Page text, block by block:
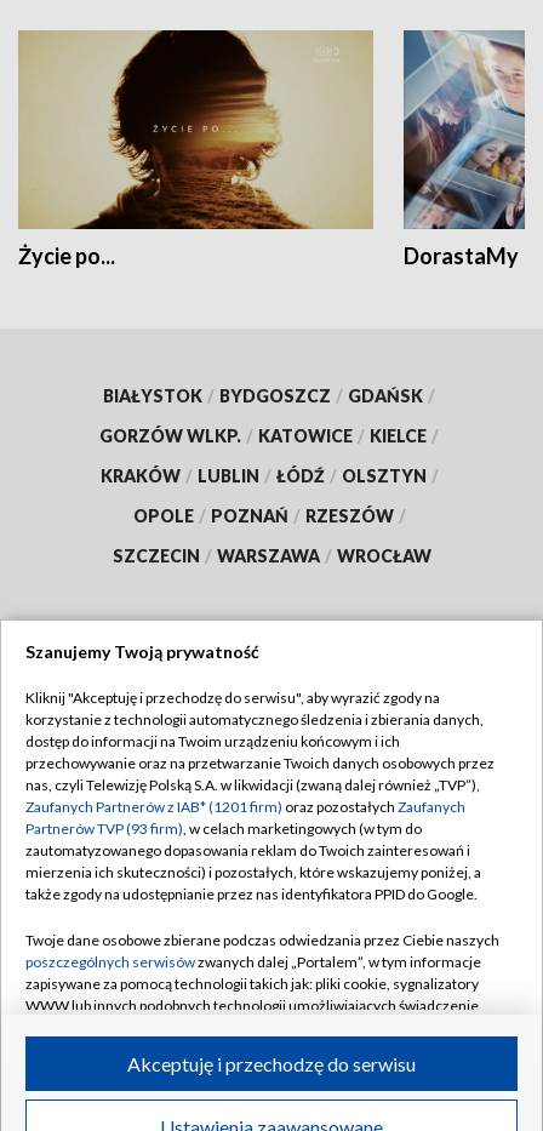
Życie po... DorastaMy
BIAŁYSTOK / BYDGOSZCZ / GDAŃSK /
GORZÓW WLKP. / KATOWICE / KIELCE /
KRAKÓW / LUBLIN / ŁÓDŹ / OLSZTYN /
OPOLE / POZNAŃ / RZESZÓW /
SZCZECIN / WARSZAWA / WROCŁAW
TVP
Abonament TVP
Emisja w TVP
Centrum informacji TVP
Naziemna Telewizja Cyfrowa
Rada Programowa
System NOS
Informacje o nadawcy
Program dla prasy
Regulamin TVP
Polityka prywatności
Moje zgody
Pomoc
Kontakt
Kanały
©2026 Telewizja Polska S.A. w likwidacji
Szanujemy Twoją prywatność
Kliknij "Akceptuję i przechodzę do serwisu", aby wyrazić zgody na
korzystanie z technologii automatycznego śledzenia i zbierania danych,
dostęp do informacji na Twoim urządzeniu końcowym i ich
przechowywanie oraz na przetwarzanie Twoich danych osobowych przez
nas, czyli Telewizję Polską S.A. w likwidacji (zwaną dalej również „TVP”),
Zaufanych Partnerów z IAB* (1201 firm) oraz pozostałych Zaufanych
Partnerów TVP (93 firm), w celach marketingowych (w tym do
zautomatyzowanego dopasowania reklam do Twoich zainteresowań i
mierzenia ich skuteczności) i pozostałych, które wskazujemy poniżej, a
także zgody na udostępnianie przez nas identyfikatora PPID do Google.
Twoje dane osobowe zbierane podczas odwiedzania przez Ciebie naszych
poszczególnych serwisówzwanych dalej „Portalem”, w tym informacje
zapisywane za pomocą technologii takich jak: pliki cookie, sygnalizatory
WWW lub innych podobnych technologii umożliwiających świadczenie
ruchu w Internecie.
Twoje dane osobowe zbierane podczas odwiedzania przez Ciebie
Akceptuję i przechodzę do serwisu